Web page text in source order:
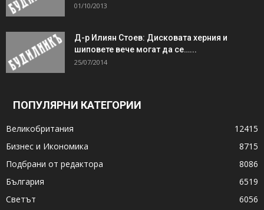
01/10/2013
Д-р Илиян Стоев: Дисковата херния и
шиповете вече могат да се…...
25/07/2014
ПОПУЛЯРНИ КАТЕГОРИИ
Великобритания
12415
Бизнес и Икономика
8715
Подбрани от редактора
8086
България
6519
Светът
6056